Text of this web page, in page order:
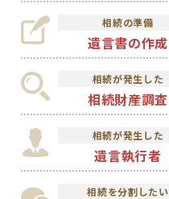
相続の準備
遺言書の作成
相続が発生した
相続財産調査
相続が発生した
遺言執行者
相続を分割したい